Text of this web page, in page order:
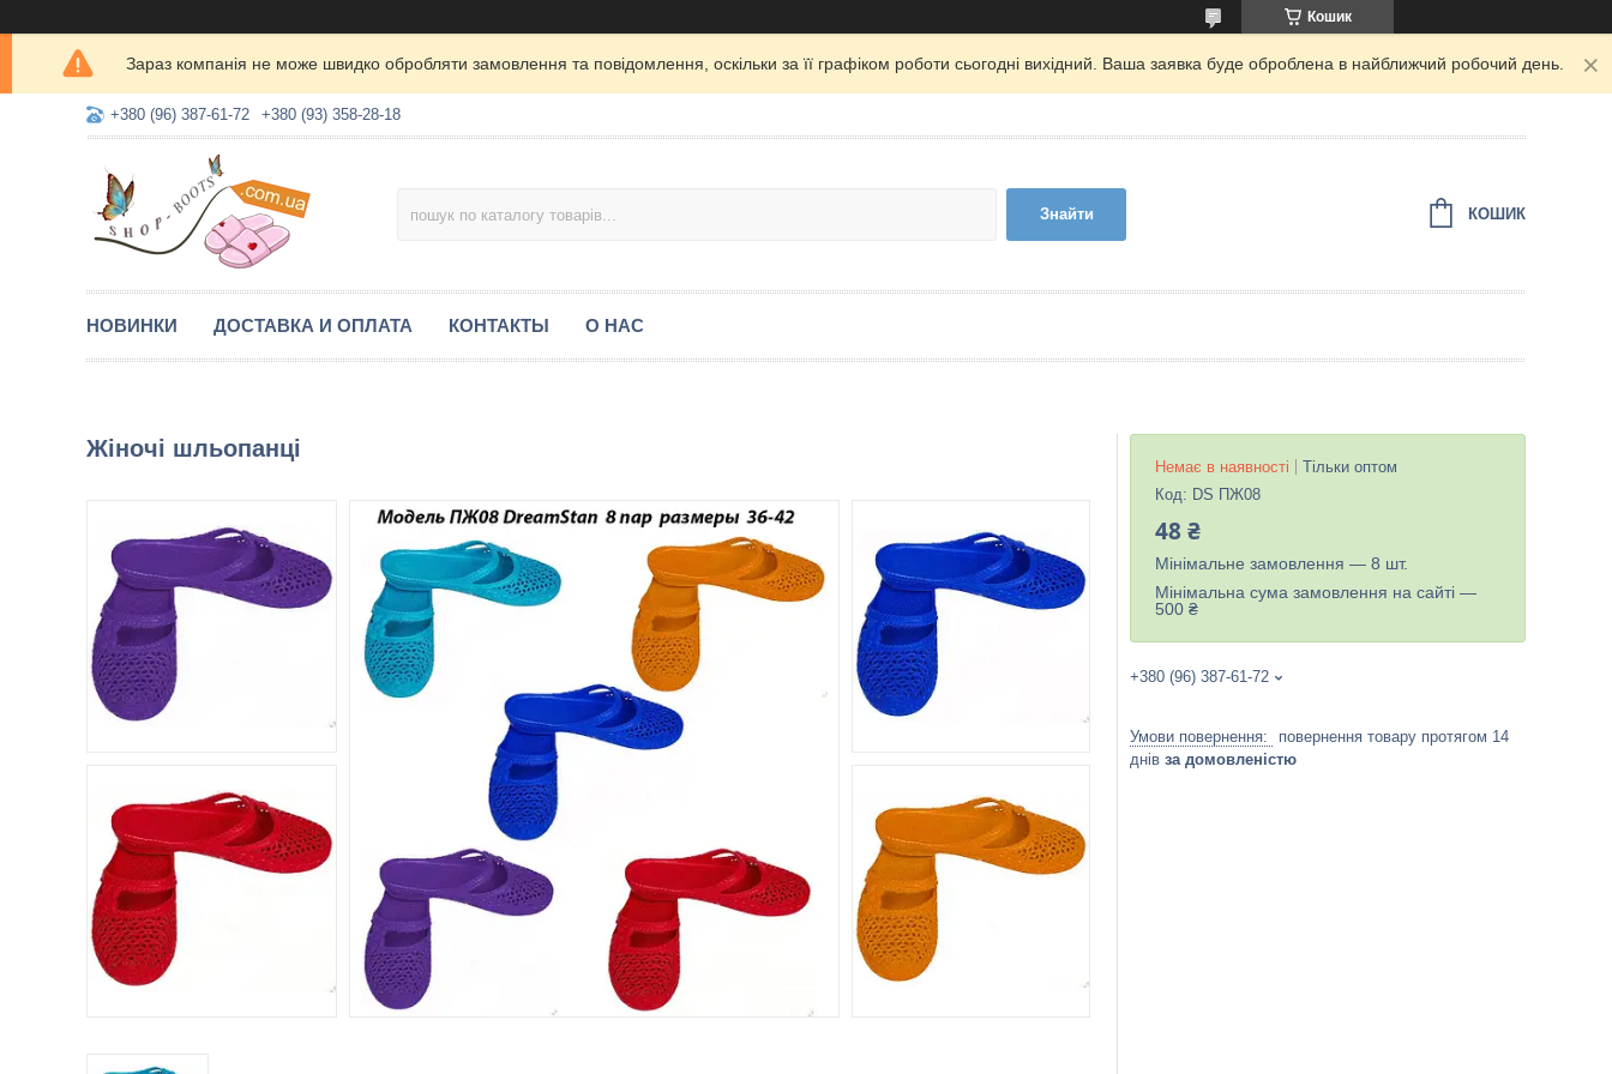
Кошик
Зараз компанія не може швидко обробляти замовлення та повідомлення, оскільки за її графіком роботи сьогодні вихідний. Ваша заявка буде оброблена в найближчий робочий день.
+380 (96) 387-61-72 +380 (93) 358-28-18
Знайти КОШИК
НОВИНКИ ДОСТАВКА И ОПЛАТА КОНТАКТЫ О НАС
Жіночі шльопанці
Немає в наявності
Тільки оптом
Код: DS ПЖ08
48 ₴
Мінімальне замовлення — 8 шт.
Мінімальна сума замовлення на сайті —
500 ₴
+380 (96) 387-61-72
повернення товару протягом 14
днів за домовленістю